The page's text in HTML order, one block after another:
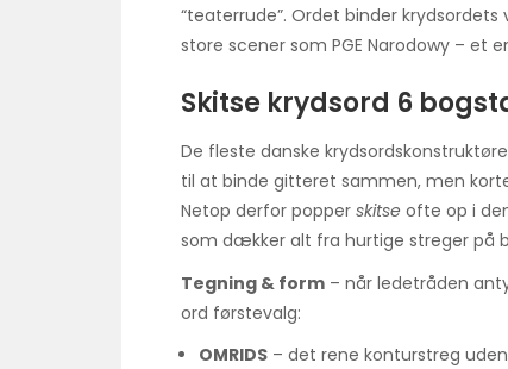
“teaterrude”. Ordet binder
store scener som PGE Narodowy – et
Skitse krydsord 6
De fleste danske
til at binde gitteret sammen, men
Netop derfor popper skitse ofte op i
som dækker alt fra hurtige streger på
Tegning & form – når ledetråden
ord førstevalg:
OMRIDS – det rene konturstreg